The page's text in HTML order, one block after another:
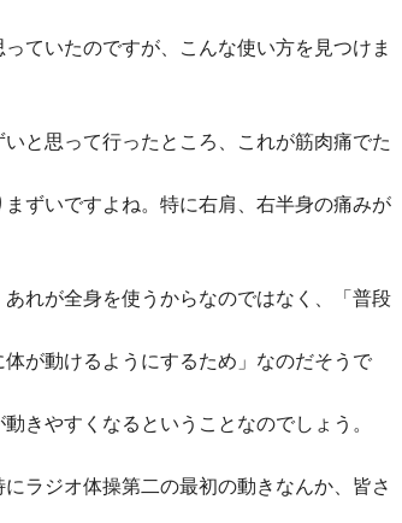
ていたのですが、こんな使い方を見つけま
と思って行ったところ、これが筋肉痛でた
ずいですよね。特に右肩、右半身の痛みが
れが全身を使うからなのではなく、「普段
が動けるようにするため」なのだそうで
きやすくなるということなのでしょう。
ラジオ体操第二の最初の動きなんか、皆さ